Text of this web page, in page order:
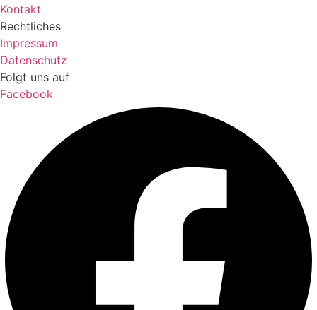
Kontakt
Rechtliches
Impressum
Datenschutz
Folgt uns auf
Facebook